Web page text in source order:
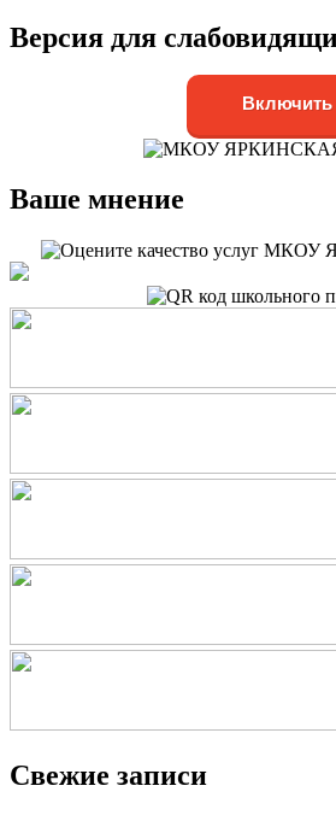
Версия для
Включить
Ваше мнение
Свежие записи